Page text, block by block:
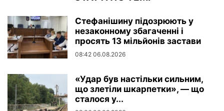
Стефанішину підозрюють у
незаконному збагаченні і
просять 13 мільйонів застави
08:42 06.08.2026
«Удар був настільки сильним,
що злетіли шкарпетки», — що
сталося у...